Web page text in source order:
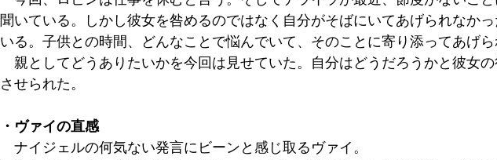
聞いている。しかし彼女を咎めるのではなく自分がそばにいてあげられなか
いる。子供との時間、どんなことで悩んでいて、そのことに寄り添ってあげら
親としてどうありたいかを今回は見せていた。自分はどうだろうかと彼女の
させられた。
・ヴァイの直感
ナイジェルの何気ない発言にビーンと感じ取るヴァイ。